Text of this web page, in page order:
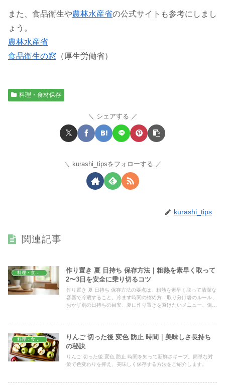
また、食品衛生や農林水産省の公式サイトも参考にしまし
ょう。
農林水産省
食品衛生の窓 （厚生労働省）
料理・食材保存
シェアする
kurashi_tipsをフォローする
kurashi_tips
関連記事
料理・食材保存
作り置き 夏 日持ち 保存方法｜粗熱を素早く取って
2〜3日を安全に乗り切るコツ
作り置き 夏 日持ち 保存方法の要点は、粗熱を素早く取って清潔な
容器で冷蔵すること。冷ます時間の縮め方、取り分け箸のルール、
おかず別の日持ちの目安、夏に作り置きを避けたいメニュー、傷み
料理・食材保存
りんご 切った後 変色 防止 時間｜美味しさ長持ち
の秘訣
りんご 切った後 変色 防止 時間を知って新鮮さキープ。簡単な対
策で色変わりを抑え、美味しく保存する方法をご紹介します。